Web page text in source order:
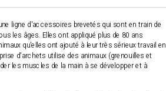
ligne d'accessoires brevetés qui sont en train de
les âges. Elles ont appliqué plus de 80 ans
qu'elles ont ajouté à leur très sérieux travail en
d'archets utilise des animaux (grenouilles et
les muscles de la main à se développer et à